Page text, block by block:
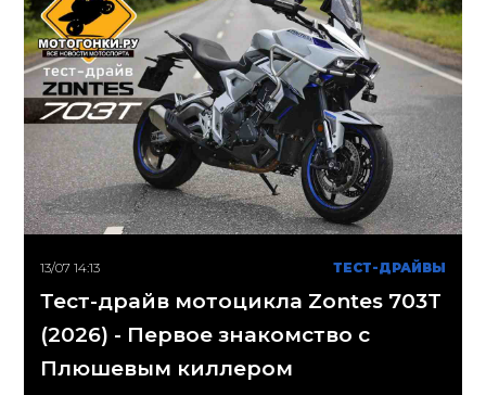
13/07 14:13 ТЕСТ-ДРАЙВЫ
Тест-драйв мотоцикла Zontes 703T
(2026) - Первое знакомство с
Плюшевым киллером